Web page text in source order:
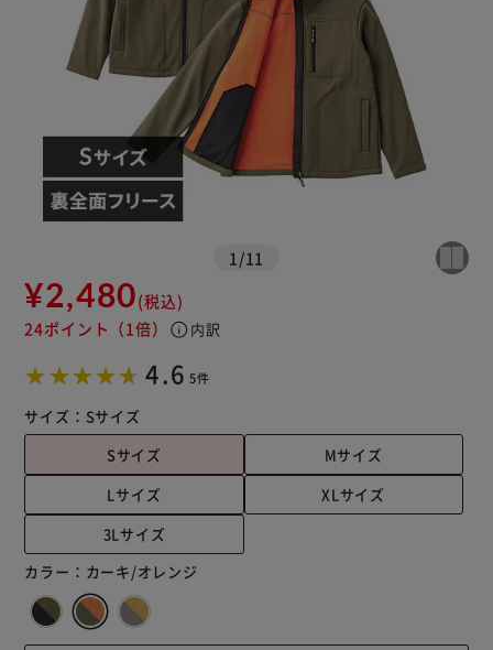
1 /11
¥2,480(税込)
24ポイント （1倍） info 内訳
4.6 5件
サイズ： Sサイズ
Sサイズ
Mサイズ
Lサイズ
XLサイズ
3Lサイズ
カラー： カーキ/オレンジ